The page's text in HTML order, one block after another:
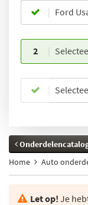
Ford
2
Home
Auto
Let op! Je